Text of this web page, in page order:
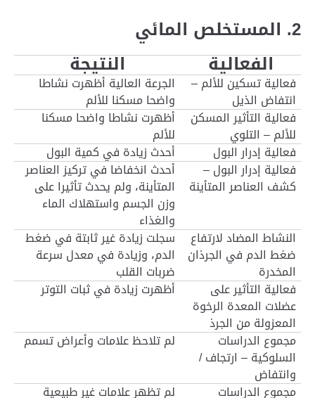
2. المستخلص المائي
الفعالية
النتيجة
فعالية تسكين للألم –
انتفاض الذيل
الجرعة العالية أظهرت نشاطا
واضحا مسكنا للألم
فعالية التأثير المسكن
للألم – التلوي
أظهرت نشاطا واضحا مسكنا
للألم
فعالية إدرار البول
أحدث زيادة في كمية البول
فعالية إدرار البول –
كشف العناصر المتأينة
أحدث انخفاضا في تركيز العناصر
المتأينة، ولم يحدث تأثيرا على
وزن الجسم واستهلاك الماء
والغذاء
النشاط المضاد لارتفاع
ضغط الدم في الجرذان
المخدرة
سجلت زيادة غير ثابتة في ضغط
الدم، وزيادة في معدل سرعة
ضربات القلب
فعالية التأثير على
عضلات المعدة الرخوة
المعزولة من الجرذ
أظهرت زيادة في ثبات التوتر
مجموع الدراسات
السلوكية – ارتجاف /
وانتفاض
لم تلاحظ علامات وأعراض تسمم
مجموع الدراسات
لم تظهر علامات غير طبيعية